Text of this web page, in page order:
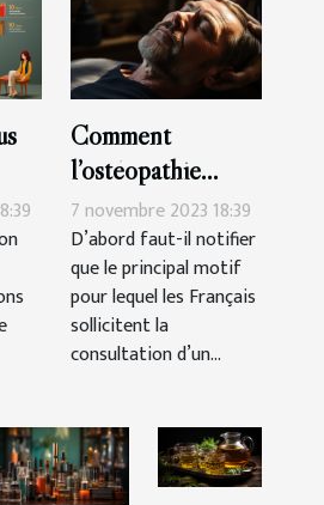
Comment
l’ostéopathie
peut-il soulager
les douleurs du
corps ?
7 novembre 2023 18:39
D’abord faut-il notifier
que le principal motif
pour lequel les Français
sollicitent la
consultation d’un...